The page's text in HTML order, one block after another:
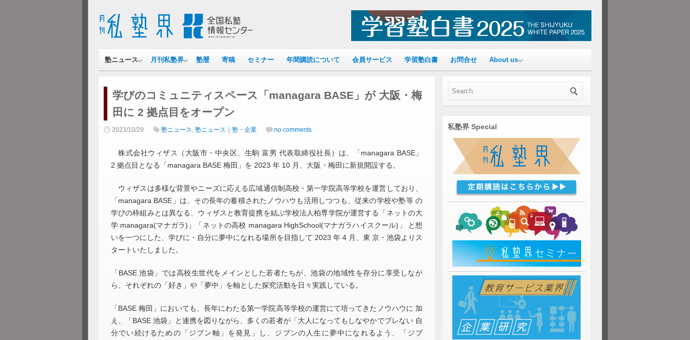
塾ニュース 月刊私塾界 塾暦 寄稿 セミナー 年間購読について 会員サービス 学習塾白書 お問合せ About us
学びのコミュニティスペース「managara BASE」が 大阪・梅
田に 2 拠点目をオープン
2023/10/29 塾ニュース, 塾ニュース｜塾・企業 no comments
株式会社ウィザス（大阪市・中央区、生駒 富男 代表取締役社長）は、「managara BASE」
2 拠点目となる「managara BASE 梅田」を 2023 年 10 月、大阪・梅田に新規開設する。
ウィザスは多様な背景やニーズに応える広域通信制高校・第一学院高等学校を運営しており、
「managara BASE」は、その長年の蓄積されたノウハウも活用しつつも、従来の学校や塾等 の
学びの枠組みとは異なる、ウィザスと教育提携を結ぶ学校法人柏専学院が運営する「ネットの大
学 managara(マナガラ)」「ネットの高校 managara HighSchool(マナガラハイスクール)」 と想
いを一つにした、学びに・自分に夢中になれる場所を目指して 2023 年 4 月、東 京・池袋よりス
タートいたしました。
「BASE 池袋」では高校生世代をメインとした若者たちが、池袋の地域性を存分に享受しなが
ら、それぞれの「好き」や「夢中」を軸とした探究活動を日々実践している。
「BASE 梅田」においても、長年にわたる第一学院高等学校の運営にて培ってきたノウハウに 加
え、「BASE 池袋」と連携を図りながら、多くの若者が「大人になってもしなやかでブレない 自
分でい続けるための「ジブン軸」を発見」し、ジブンの人生に夢中になれるよう、「ジブ
私塾界 Special